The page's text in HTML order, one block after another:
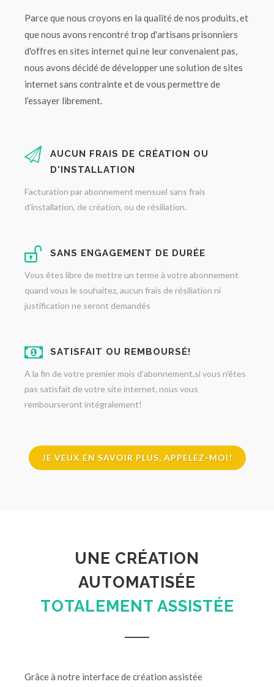
Parce que nous croyons en la qualité de nos produits, et
que nous avons rencontré trop d'artisans prisonniers
d'offres en sites internet qui ne leur convenaient pas,
nous avons décidé de développer une solution de sites
internet sans contrainte et de vous permettre de
l’essayer librement.
AUCUN FRAIS DE CRÉATION OU
D'INSTALLATION
Facturation par abonnement mensuel sans frais
d'installation, de création, ou de résiliation.
SANS ENGAGEMENT DE DURÉE
Vous êtes libre de mettre un terme à votre abonnement
quand vous le souhaitez, aucun frais de résiliation ni
justification ne seront demandés
SATISFAIT OU REMBOURSÉ!
A la fin de votre premier mois d'abonnement,si vous n'êtes
pas satisfait de votre site internet, nous vous
rembourseront intégralement!
JE VEUX EN SAVOIR PLUS, APPELEZ-MOI!
UNE CRÉATION
AUTOMATISÉE
TOTALEMENT ASSISTÉE
Grâce à notre interface de création assistée